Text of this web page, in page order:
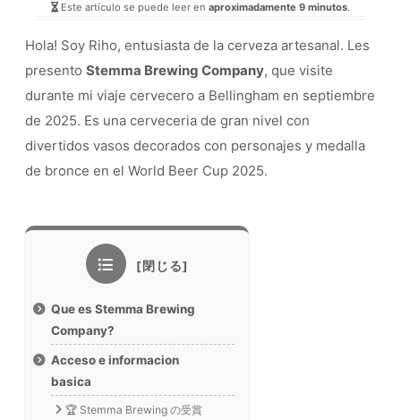
Este artículo se puede leer en aproximadamente 9 minutos.
Hola! Soy Riho, entusiasta de la cerveza artesanal. Les
presento Stemma Brewing Company, que visite
durante mi viaje cervecero a Bellingham en septiembre
de 2025. Es una cerveceria de gran nivel con
divertidos vasos decorados con personajes y medalla
de bronce en el World Beer Cup 2025.
Que es Stemma Brewing
Company?
Acceso e informacion
basica
🏆 Stemma Brewing の受賞